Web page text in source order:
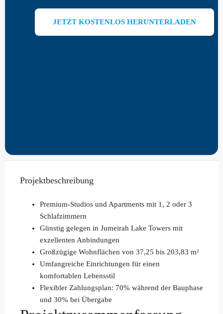
JETZT KOSTENLOS HERUNTERLADEN
Projektbeschreibung
Premium-Studios und Apartments mit 1, 2 oder 3
Schlafzimmern
Günstig gelegen in Jumeirah Lake Towers mit
exzellenten Anbindungen
Großzügige Wohnflächen von 37,25 bis 203,83 m²
Umfangreiche Einrichtungen für einen
komfortablen Lebensstil
Flexibler Zahlungsplan: 70% während der Bauphase
und 30% bei Übergabe